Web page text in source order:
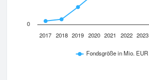
Fondsgröße in Mio. EUR
2017 2018 2019 2020 2021 2022 2023
0